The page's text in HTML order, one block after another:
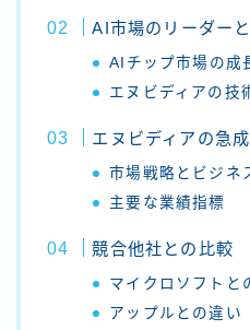
AI市場のリーダー
AIチップ市場の成
エヌビディアの技
エヌビディアの急
市場戦略とビジネ
主要な業績指標
競合他社との比較
マイクロソフトと
アップルとの違い